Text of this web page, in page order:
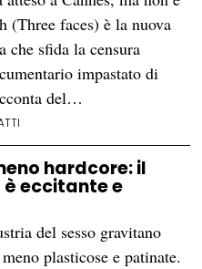
(Three faces) è la nuova
che sfida la censura
impastato di
del…
hardcore: il
eccitante e
del sesso gravitano
plasticose e patinate.